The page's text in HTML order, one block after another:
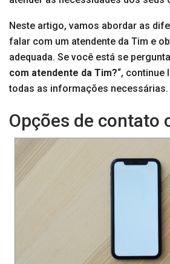
Neste artigo, vamos abordar as
falar com um atendente da Tim e
adequada. Se você está se
com atendente da Tim?“, continue
todas as informações necessárias.
Opções de contato